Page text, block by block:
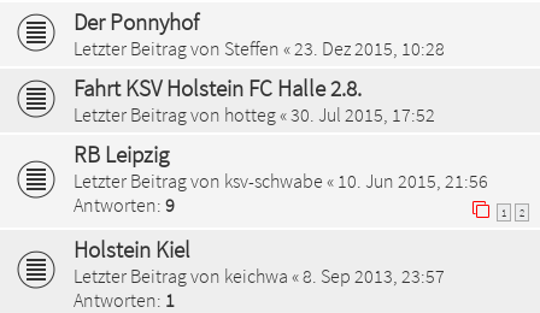
Der Ponnyhof
Letzter Beitrag von Steffen « 23. Dez 2015, 10:28
Fahrt KSV Holstein FC Halle 2.8.
Letzter Beitrag von hotteg«30. Jul 2015, 17:52
RB Leipzig
Letzter Beitrag von ksv-schwabe « 10. Jun 2015, 21:56
Antworten: 9 1 2
Holstein Kiel
Letzter Beitrag von keichwa «8. Sep 2013, 23:57
Antworten: 1